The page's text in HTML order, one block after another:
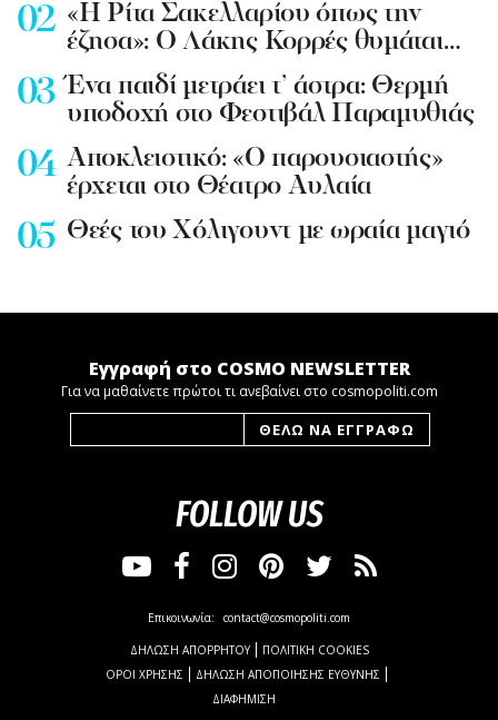
«Η Ρίτα Σακελλαρίου όπως την
έζησα»: Ο Λάκης Κορρές θυμάται…
Ένα παιδί μετράει τ’ άστρα: Θερμή
υποδοχή στο Φεστιβάλ Παραμυθιάς
Aποκλειστικό: «Ο παρουσιαστής»
έρχεται στο Θέατρο Αυλαία
Θεές του Χόλιγουντ με ωραία μαγιό
Εγγραφή στο COSMO NEWSLETTER
Για να μαθαίνετε πρώτοι τι ανεβαίνει στο cosmopoliti.com
FOLLOW US
Επικοινωνία: contact@cosmopoliti.com
ΔΗΛΩΣΗ ΑΠΟΡΡΗΤΟΥ
ΠΟΛΙΤΙΚΗ COOKIES
ΟΡΟΙ ΧΡΗΣΗΣ
ΔΗΛΩΣΗ ΑΠΟΠΟΙΗΣΗΣ ΕΥΘΥΝΗΣ
ΔΙΑΦΗΜΙΣΗ